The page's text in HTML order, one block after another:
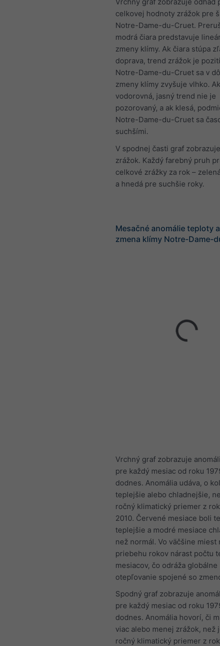
celkovej hodnoty zrážok pre
Notre-Dame-du-Cruet.
modrá čiara predstavuje
zmeny klímy. Ak čiara stúpa
doprava, trend zrážok je
Notre-Dame-du-Cruet sa v
zmeny klímy zvyšuje vlhko.
vodorovná, jasný trend nie je
pozorovaný, a ak klesá,
Notre-Dame-du-Cruet sa
suchšími.
V spodnej časti graf
zrážok. Každý farebný pruh
celkové zrážky za rok –
a hnedá pre suchšie roky.
Mesačné anomálie teploty
zmena klímy Notre-Dame-
Vrchný graf zobrazuje
pre každý mesiac od roku
dodnes. Anomália udáva, o
teplejšie alebo chladnejšie,
ročný klimatický priemer z
2010. Červené mesiace boli
teplejšie a modré mesiace
než normál. Vo väčšine miest
priebehu rokov nárast počtu
mesiacov, čo odráža globálne
otepľovanie spojené so
Spodný graf zobrazuje
pre každý mesiac od roku
dodnes. Anomália hovorí, či
viac alebo menej zrážok, než
ročný klimatický priemer z